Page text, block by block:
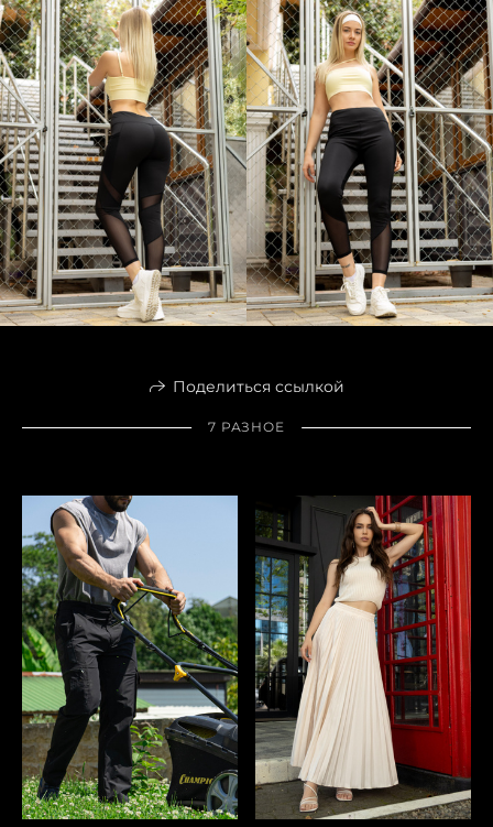
Поделиться ссылкой
7 РАЗНОЕ